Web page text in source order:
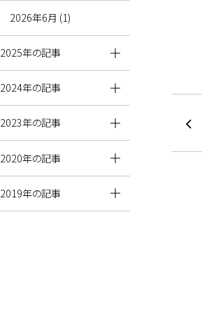
2026年6月 (1)
2025年の記事
2024年の記事
2023年の記事
2020年の記事
2019年の記事